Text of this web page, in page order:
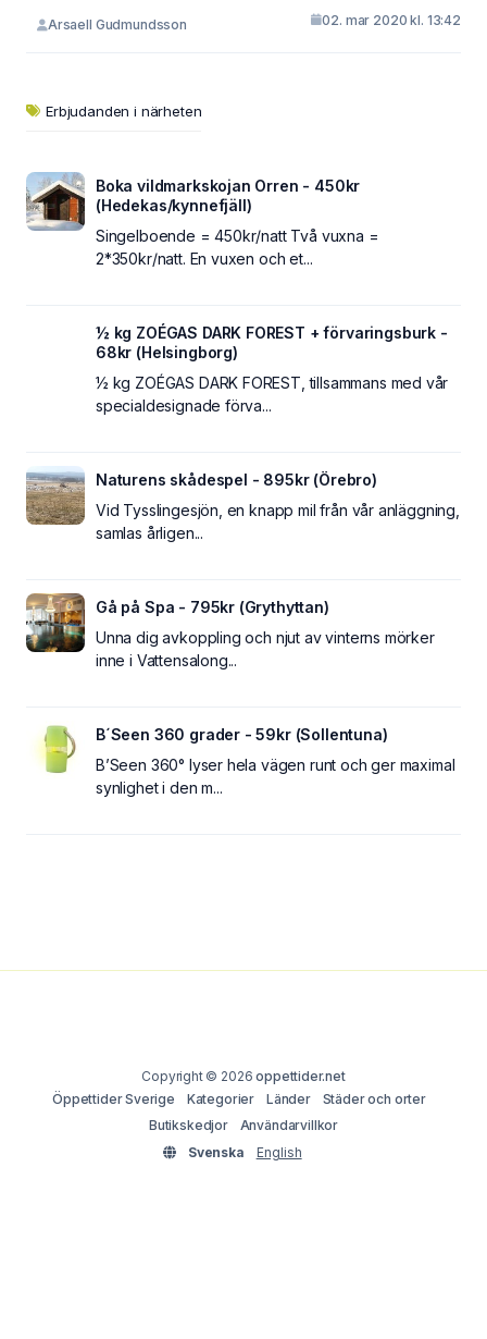
Arsaell Gudmundsson 02. mar 2020 kl. 13:42
Erbjudanden i närheten
Boka vildmarkskojan Orren - 450kr
(Hedekas/kynnefjäll)
Singelboende = 450kr/natt Två vuxna =
2*350kr/natt. En vuxen och et...
½ kg ZOÉGAS DARK FOREST + förvaringsburk -
68kr (Helsingborg)
½ kg ZOÉGAS DARK FOREST, tillsammans med vår
specialdesignade förva...
Naturens skådespel - 895kr (Örebro)
Vid Tysslingesjön, en knapp mil från vår anläggning,
samlas årligen...
Gå på Spa - 795kr (Grythyttan)
Unna dig avkoppling och njut av vinterns mörker
inne i Vattensalong...
B´Seen 360 grader - 59kr (Sollentuna)
B’Seen 360° lyser hela vägen runt och ger maximal
synlighet i den m...
Copyright © 2026oppettider.net
Öppettider Sverige
Kategorier Länder
Städer och orter
Butikskedjor
Användarvillkor
Svenska
English